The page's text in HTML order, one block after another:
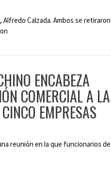
Calzada. Ambos se retiraron
ENCABEZA
COMERCIAL A LA
EMPRESAS
reunión en la que funcionarios de